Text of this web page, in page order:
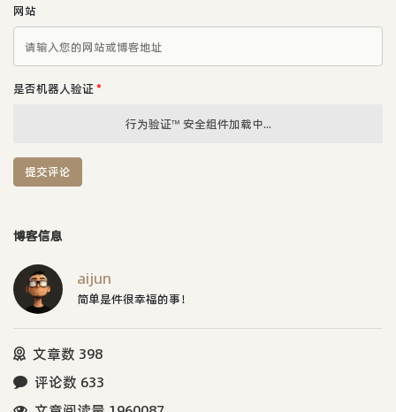
网站
是否机器人验证 *
行为验证™ 安全组件加载中...
提交评论
博客信息
aijun
简单是件很幸福的事！
文章数 398
评论数 633